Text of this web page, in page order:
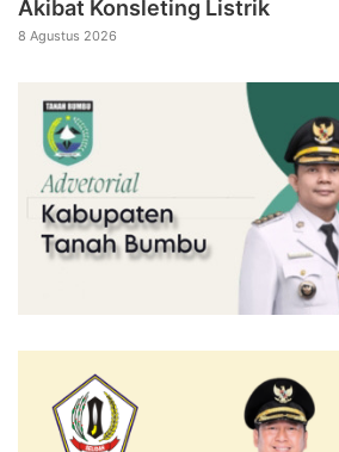
Akibat Konsleting Listrik
8 Agustus 2026